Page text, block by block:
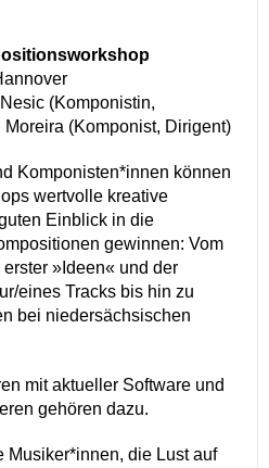
(Komponistin,
(Komponist, Dirigent)
Komponisten*innen können
wertvolle kreative
Einblick in die
gewinnen: Vom
»Ideen« und der
eines Tracks bis hin zu
bei niedersächsischen
mit aktueller Software und
gehören dazu.
Musiker*innen, die Lust auf